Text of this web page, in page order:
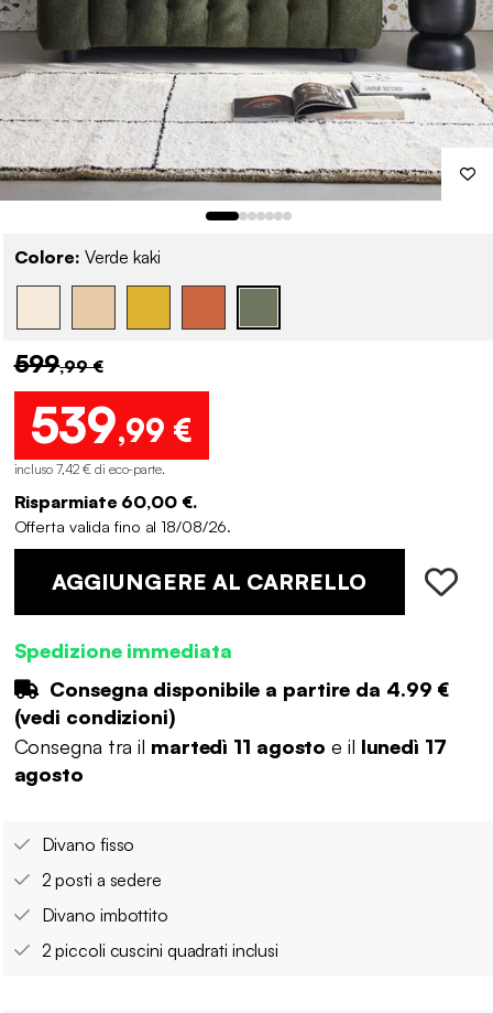
Colore: Verde kaki
599,99 €
539,99 €
incluso 7,42 € di eco-parte.
Risparmiate 60,00 €.
Offerta valida fino al 18/08/26.
AGGIUNGERE AL CARRELLO
Spedizione immediata
Consegna disponibile a partire da 4.99 €
(vedi condizioni)
Consegna tra il martedì 11 agosto e il lunedì 17
agosto
Divano fisso
2 posti a sedere
Divano imbottito
2 piccoli cuscini quadrati inclusi